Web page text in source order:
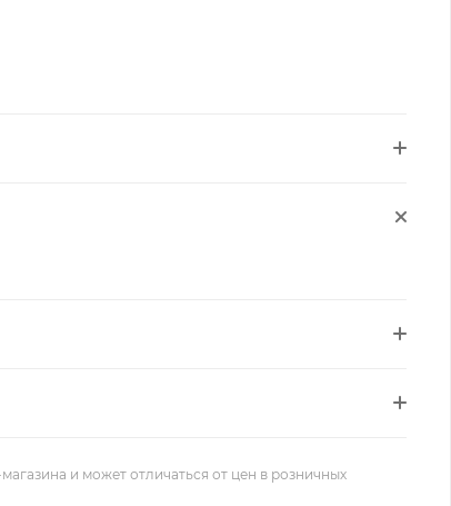
и может отличаться от цен в розничных